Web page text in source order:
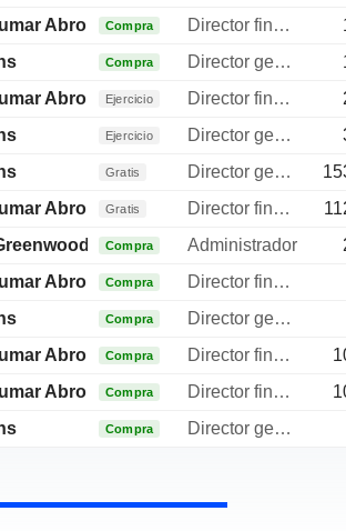
Abrol Compra Director financiero
Compra Director general
Abrol Ejercicio Director financiero
Ejercicio Director general
Gratis Director general
Abrol Gratis Director financiero
Compra Administrador
Abrol Compra
Director financiero
Compra
Director general
Abrol Compra Director financiero
Abrol Compra Director financiero
Compra Director general